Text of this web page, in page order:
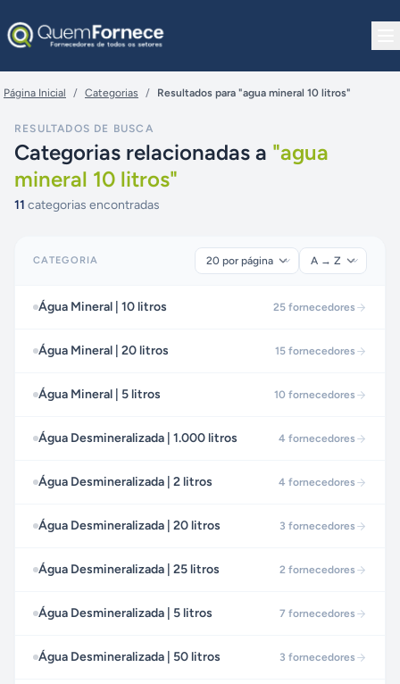
Página Inicial / Categorias / Resultados para "agua mineral 10 litros"
RESULTADOS DE BUSCA
Categorias relacionadas a "agua
mineral 10 litros"
11 categorias encontradas
CATEGORIA
Água Mineral | 10 litros 25 fornecedores
Água Mineral | 20 litros 15 fornecedores
Água Mineral | 5 litros 10 fornecedores
Água Desmineralizada | 1.000 litros 4 fornecedores
Água Desmineralizada | 2 litros 4 fornecedores
Água Desmineralizada | 20 litros 3 fornecedores
Água Desmineralizada | 25 litros 2 fornecedores
Água Desmineralizada | 5 litros 7 fornecedores
Água Desmineralizada | 50 litros 3 fornecedores